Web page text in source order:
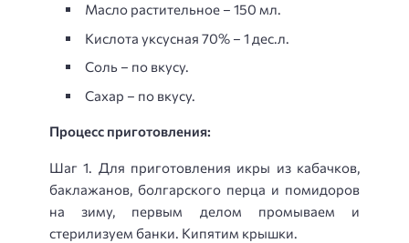
Масло растительное – 150 мл.
Кислота уксусная 70% – 1 дес.л.
Соль – по вкусу.
Сахар – по вкусу.
Процесс приготовления:
Шаг 1. Для приготовления икры из кабачков,
баклажанов, болгарского перца и помидоров
на зиму, первым делом промываем и
стерилизуем банки. Кипятим крышки.